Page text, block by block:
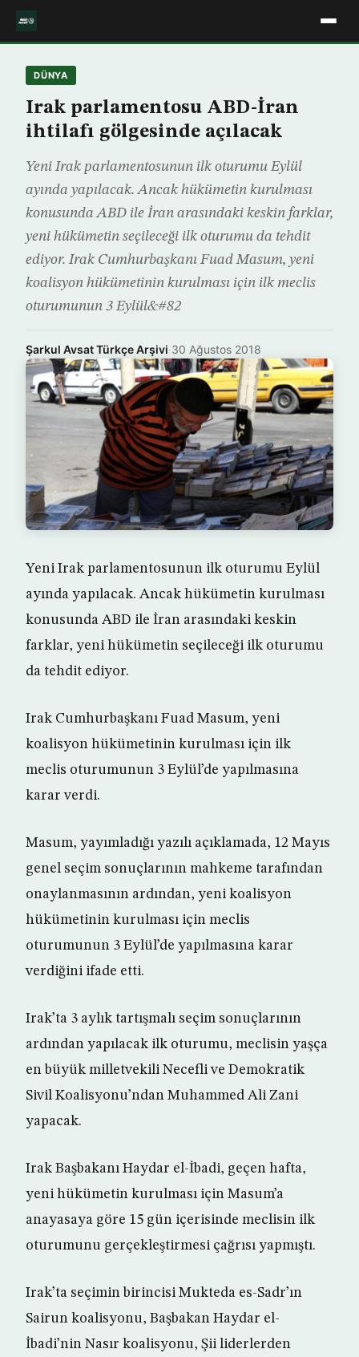
DÜNYA
Irak parlamentosu ABD-İran
ihtilafı gölgesinde açılacak
Yeni Irak parlamentosunun ilk oturumu Eylül
ayında yapılacak. Ancak hükümetin kurulması
konusunda ABD ile İran arasındaki keskin farklar,
yeni hükümetin seçileceği ilk oturumu da tehdit
ediyor. Irak Cumhurbaşkanı Fuad Masum, yeni
koalisyon hükümetinin kurulması için ilk meclis
oturumunun 3 Eylül&#82
Şarkul Avsat Türkçe Arşivi·30 Ağustos 2018
Yeni Irak parlamentosunun ilk oturumu Eylül
ayında yapılacak. Ancak hükümetin kurulması
konusunda ABD ile İran arasındaki keskin
farklar, yeni hükümetin seçileceği ilk oturumu
da tehdit ediyor.
Irak Cumhurbaşkanı Fuad Masum, yeni
koalisyon hükümetinin kurulması için ilk
meclis oturumunun 3 Eylül’de yapılmasına
karar verdi.
Masum, yayımladığı yazılı açıklamada, 12 Mayıs
genel seçim sonuçlarının mahkeme tarafından
onaylanmasının ardından, yeni koalisyon
hükümetinin kurulması için meclis
oturumunun 3 Eylül’de yapılmasına karar
verdiğini ifade etti.
Irak’ta 3 aylık tartışmalı seçim sonuçlarının
ardından yapılacak ilk oturumu, meclisin yaşça
en büyük milletvekili Necefli ve Demokratik
Sivil Koalisyonu’ndan Muhammed Ali Zani
yapacak.
Irak Başbakanı Haydar el-İbadi, geçen hafta,
yeni hükümetin kurulması için Masum’a
anayasaya göre 15 gün içerisinde meclisin ilk
oturumunu gerçekleştirmesi çağrısı yapmıştı.
Irak’ta seçimin birincisi Mukteda es-Sadr’ın
Sairun koalisyonu, Başbakan Haydar el-
İbadi’nin Nasır koalisyonu, Şii liderlerden